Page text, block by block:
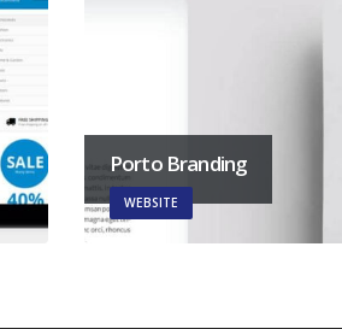
Porto Branding
WEBSITE